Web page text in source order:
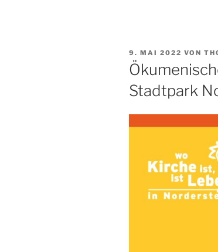
VERÖFFENTLICHT
AM
9. MAI 2022 VON
Stadtpark